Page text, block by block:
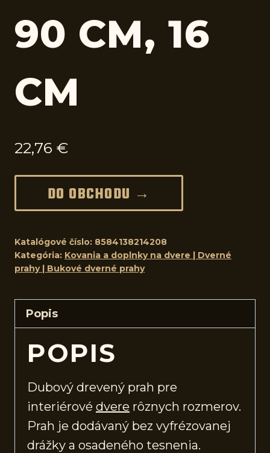
90 CM, 16
CM
22,76 €
DO OBCHODU →
Katalógové číslo: 8584138214208
Kategória: Kovania a doplnky na dvere | Dverné
prahy | Bukové dverné prahy
Popis
POPIS
Dubový drevený prah pre
interiérové dvere rôznych rozmerov.
Prah je dodávaný bez vyfrézovanej
drážky a osadeného tesnenia.